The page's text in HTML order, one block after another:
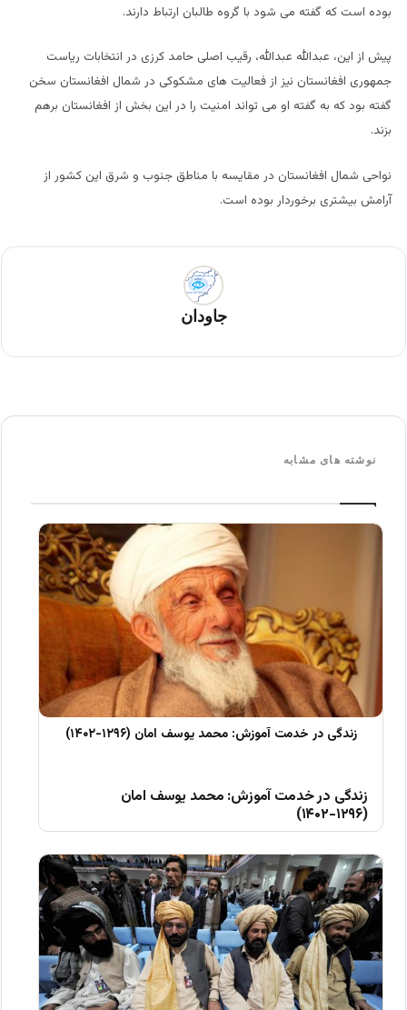
بوده است که گفته می شود با گروه طالبان ارتباط دارند.
پیش از این، عبدالله عبدالله، رقیب اصلی حامد کرزی در انتخابات ریاست
جمهوری افغانستان نیز از فعالیت های مشکوکی در شمال افغانستان سخن
گفته بود که به گفته او می تواند امنیت را در این بخش از افغانستان برهم
بزند.
نواحی شمال افغانستان در مقایسه با مناطق جنوب و شرق این کشور از
آرامش بیشتری برخوردار بوده است.
جاودان
نوشته های مشابه
زندگی در خدمت آموزش: محمد یوسف امان
(۱۲۹۶-۱۴۰۲)